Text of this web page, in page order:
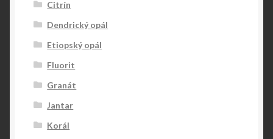
Citrín
Dendrický opál
Etiopský opál
Fluorit
Granát
Jantar
Korál